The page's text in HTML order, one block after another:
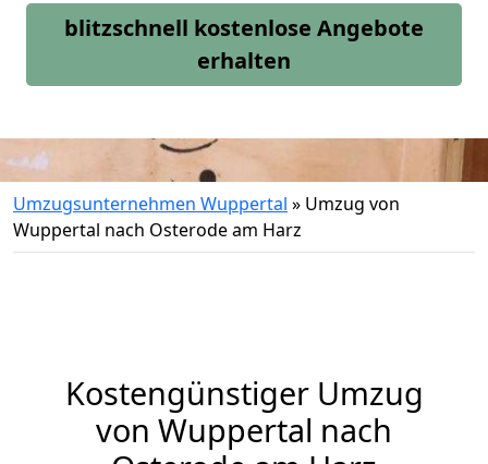
blitzschnell kostenlose Angebote
erhalten
Umzugsunternehmen Wuppertal » Umzug von
Wuppertal nach Osterode am Harz
Kostengünstiger Umzug
von Wuppertal nach